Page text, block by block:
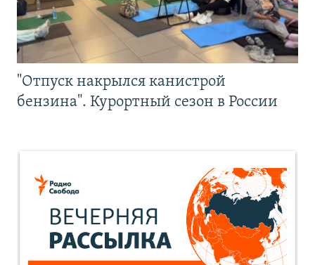
"Отпуск накрылся канистрой
бензина". Курортный сезон в России